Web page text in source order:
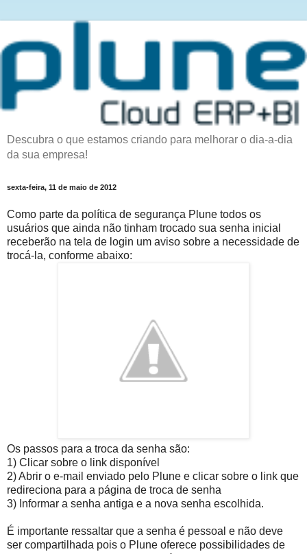
Descubra o que estamos criando para melhorar o dia-a-dia
da sua empresa!
sexta-feira, 11 de maio de 2012
Como parte da política de segurança Plune todos os
usuários que ainda não tinham trocado sua senha inicial
receberão na tela de login um aviso sobre a necessidade de
trocá-la, conforme abaixo:
Os passos para a troca da senha são:
1) Clicar sobre o link disponível
2) Abrir o e-mail enviado pelo Plune e clicar sobre o link que
redireciona para a página de troca de senha
3) Informar a senha antiga e a nova senha escolhida.
É importante ressaltar que a senha é pessoal e não deve
ser compartilhada pois o Plune oferece possibilidades de